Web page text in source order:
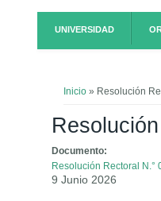
UNIVERSIDAD
Inicio » Resolución
Documento:
Resolución Rectoral N.°
9 Junio 2026